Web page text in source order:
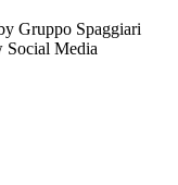
Gruppo Spaggiari
Social Media